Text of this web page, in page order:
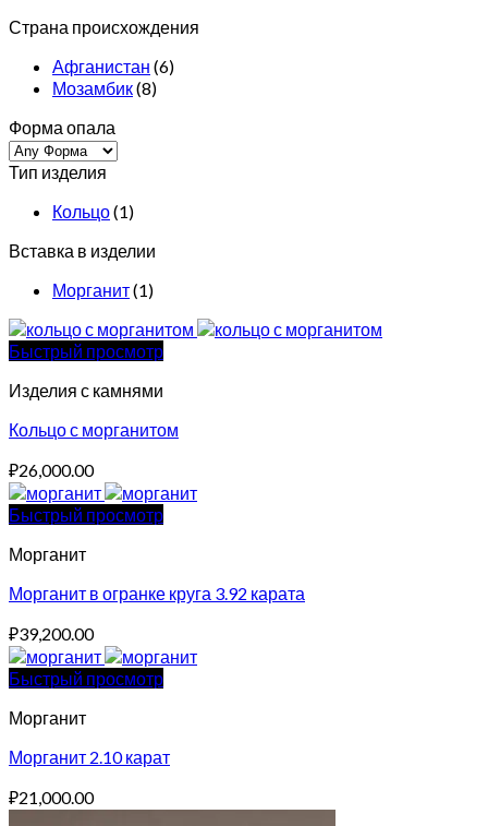
Страна происхождения
Афганистан (6)
Мозамбик(8)
Форма опала
Тип изделия
Кольцо(1)
Вставка в изделии
Морганит(1)
Быстрый просмотр
Изделия с камнями
Кольцо с морганитом
₽26,000.00
Быстрый просмотр
Морганит
Морганит в огранке круга 3.92 карата
₽39,200.00
Быстрый просмотр
Морганит
Морганит 2.10 карат
₽21,000.00